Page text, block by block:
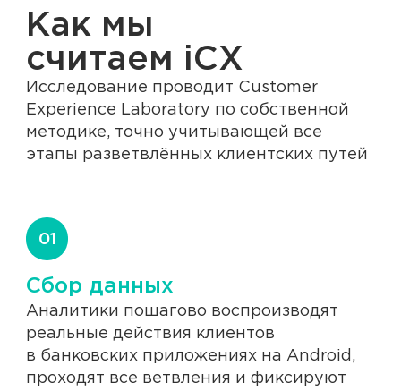
Как мы
считаем iCX
Исследование проводит Customer
Experience Laboratory по собственной
методике, точно учитывающей все
этапы разветвлённых клиентских путей
01
Сбор данных
Аналитики пошагово воспроизводят
реальные действия клиентов
в банковских приложениях на Android,
проходят все ветвления и фиксируют